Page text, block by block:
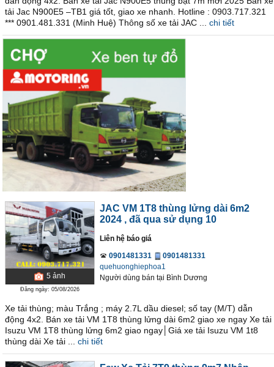
tải Jac N900E5 –TB1 giá tốt, giao xe nhanh. Hotline : 0903.717.321
*** 0901.481.331 (Minh Huệ) Thông số xe tải JAC ...
chi tiết
5 ảnh
Đăng ngày: 05/08/2026
JAC VM 1T8 thùng lửng dài 6m2
2024 , đã qua sử dụng 10
Liên hệ báo giá
0901481331
0901481331
quehuonghiephoa1
Người dùng bán tại Bình Dương
Xe tải thùng; màu Trắng ; máy 2.7L dầu diesel; số tay (M/T) dẫn
động 4x2. Bán xe tải VM 1T8 thùng lửng dài 6m2 giao xe ngay Xe tải
Isuzu VM 1T8 thùng lửng 6m2 giao ngay│Giá xe tải Isuzu VM 1t8
thùng dài Xe tải ...
chi tiết